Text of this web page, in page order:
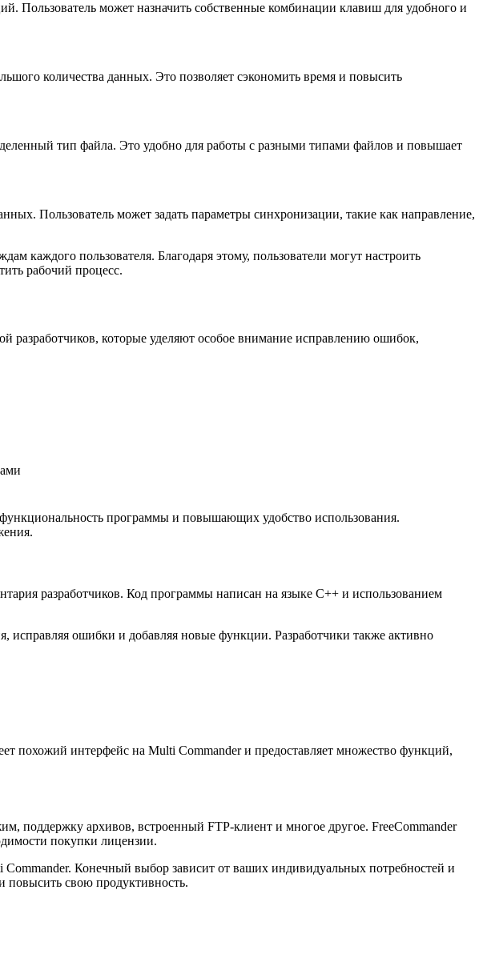
Пользователь может назначить собственные комбинации клавиш для удобного и
количества данных. Это позволяет сэкономить время и повысить
тип файла. Это удобно для работы с разными типами файлов и повышает
Пользователь может задать параметры синхронизации, такие как направление,
каждого пользователя. Благодаря этому, пользователи могут настроить
рабочий процесс.
разработчиков, которые уделяют особое внимание исправлению ошибок,
программы и повышающих удобство использования.
разработчиков. Код программы написан на языке C++ и использованием
исправляя ошибки и добавляя новые функции. Разработчики также активно
похожий интерфейс на Multi Commander и предоставляет множество функций,
поддержку архивов, встроенный FTP-клиент и многое другое. FreeCommander
покупки лицензии.
Конечный выбор зависит от ваших индивидуальных потребностей и
повысить свою продуктивность.